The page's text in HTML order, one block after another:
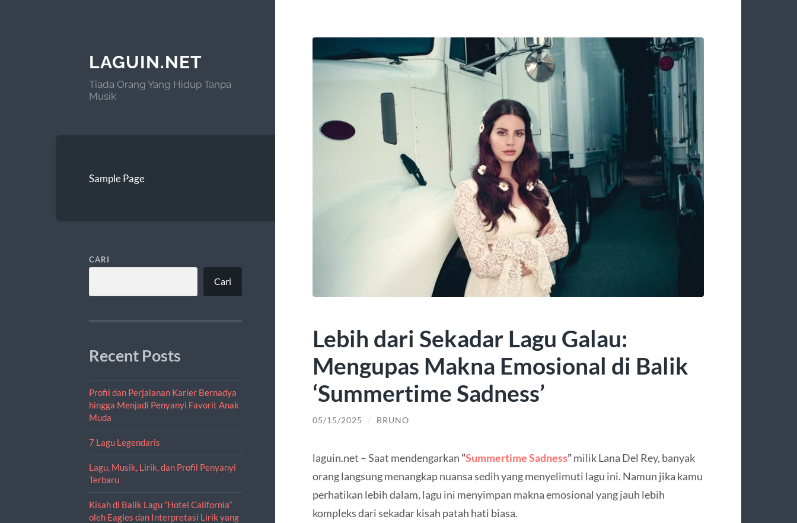
LAGUIN.NET
Tiada Orang Yang Hidup Tanpa
Musik
Sample Page
CARI
Cari
Recent Posts
Profil dan Perjalanan Karier Bernadya
hingga Menjadi Penyanyi Favorit Anak
Muda
7 Lagu Legendaris
Lagu, Musik, Lirik, dan Profil Penyanyi
Terbaru
Kisah di Balik Lagu “Hotel California”
oleh Eagles dan Interpretasi Lirik yang
Lebih dari Sekadar Lagu Galau:
Mengupas Makna Emosional di Balik
‘Summertime Sadness’
05/15/2025 / BRUNO
laguin.net – Saat mendengarkan “Summertime Sadness”milik Lana Del Rey, banyak
orang langsung menangkap nuansa sedih yang menyelimuti lagu ini. Namun jika kamu
perhatikan lebih dalam, lagu ini menyimpan makna emosional yang jauh lebih
kompleks dari sekadar kisah patah hati biasa.